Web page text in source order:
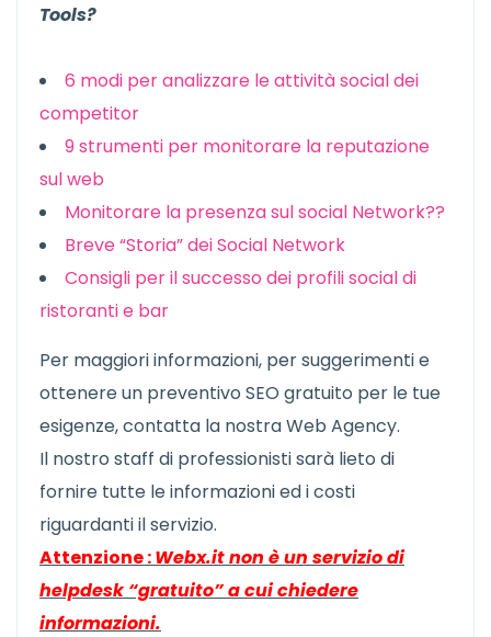
Tools?
6 modi per analizzare le attività social dei
competitor
9 strumenti per monitorare la reputazione
sul web
Monitorare la presenza sul social Network??
Breve “Storia” dei Social Network
Consigli per il successo dei profili social di
ristoranti e bar
Per maggiori informazioni, per suggerimenti e
ottenere un preventivo SEO gratuito per le tue
esigenze, contatta la nostra Web Agency.
Il nostro staff di professionisti sarà lieto di
fornire tutte le informazioni ed i costi
riguardanti il servizio.
Attenzione :Webx.it non è un servizio di
helpdesk “gratuito” a cui chiedere
informazioni.